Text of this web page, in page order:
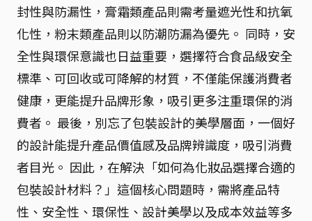
封性與防漏性，膏霜類產品則需考量遮光性和抗氧
化性，粉末類產品則以防潮防漏為優先。 同時，安
全性與環保意識也日益重要，選擇符合食品級安全
標準、可回收或可降解的材質，不僅能保護消費者
健康，更能提升品牌形象，吸引更多注重環保的消
費者。 最後，別忘了包裝設計的美學層面，一個好
的設計能提升產品價值感及品牌辨識度，吸引消費
者目光。 因此，在解決「如何為化妝品選擇合適的
包裝設計材料？」這個核心問題時，需將產品特
性、安全性、環保性、設計美學以及成本效益等多